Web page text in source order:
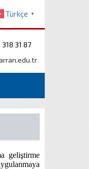
Türkçe ▼
31 87
geliştirme